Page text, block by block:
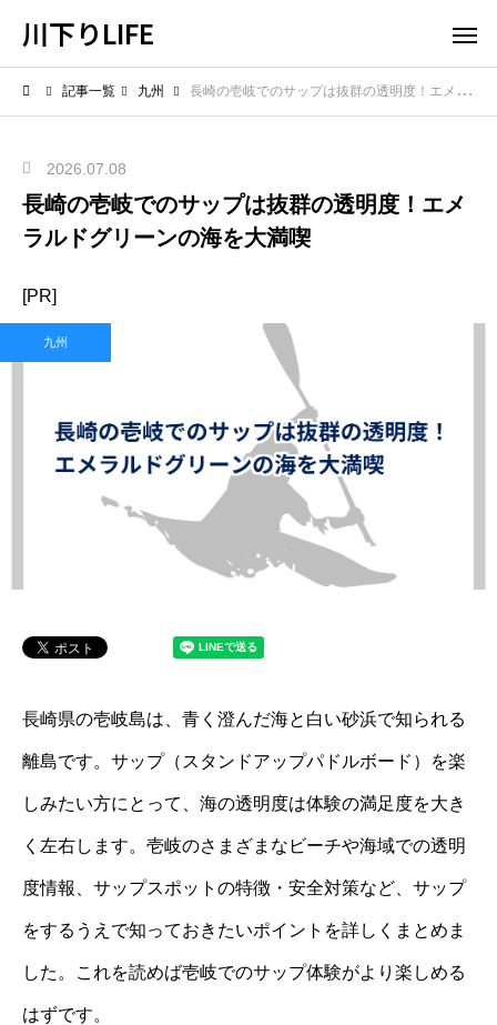
川下りLIFE
記事一覧 九州 長崎の壱岐でのサップは抜群の透明度！エメラルドグリーンの海を大満喫
2026.07.08
長崎の壱岐でのサップは抜群の透明度！エメ
ラルドグリーンの海を大満喫
[PR]
九州
長崎県の壱岐島は、青く澄んだ海と白い砂浜で知られる
離島です。サップ（スタンドアップパドルボード）を楽
しみたい方にとって、海の透明度は体験の満足度を大き
く左右します。壱岐のさまざまなビーチや海域での透明
度情報、サップスポットの特徴・安全対策など、サップ
をするうえで知っておきたいポイントを詳しくまとめま
した。これを読めば壱岐でのサップ体験がより楽しめる
はずです。